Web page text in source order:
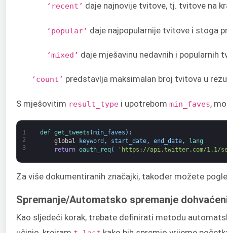
‘recent’ daje najnovije tvitove, tj. tvitove na
‘popular’ daje najpopularnije tvitove i stoga
‘mixed’ daje mješavinu nedavnih i popularnih
‘count’ predstavlja maksimalan broj tvitova u
S mješovitim result_type i upotrebom min_faves,
1
2
3
def get_tweets (min_faves ) :
global
keyword , start_date, end_date,
lang
return oauth_req( 'https://api.twitter.com/1.1/
Za više dokumentiranih značajki, također možete
Spremanje/Automatsko spremanje
Kao sljedeći korak, trebate definirati metodu